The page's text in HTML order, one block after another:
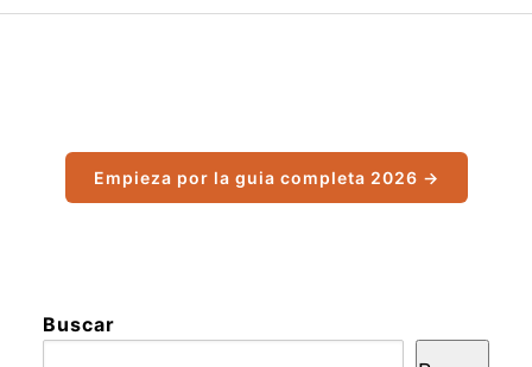
Empieza por la guia completa 2026 →
Buscar